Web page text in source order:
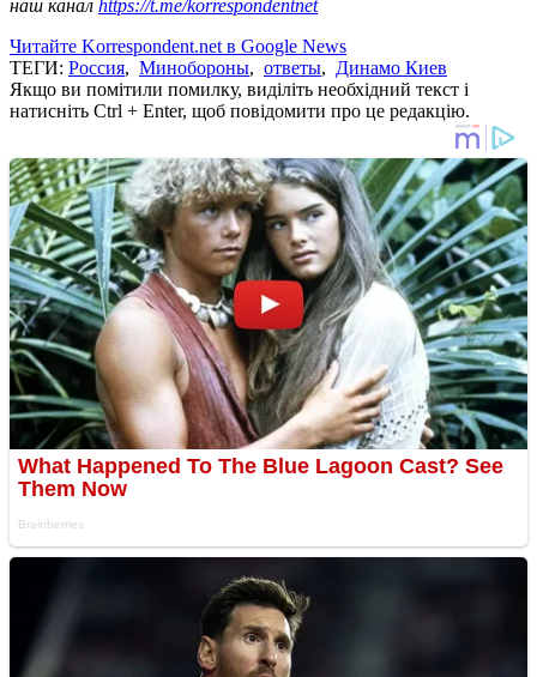
наш канал https://t.me/korrespondentnet
Читайте Korrespondent.net в Google News
ТЕГИ: Россия, Минобороны, ответы, Динамо Киев
Якщо ви помітили помилку, виділіть необхідний текст і
натисніть Ctrl + Enter, щоб повідомити про це редакцію.